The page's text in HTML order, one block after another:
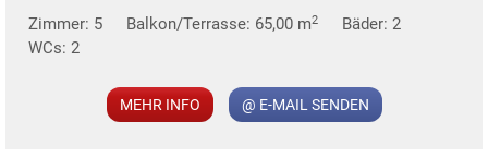
Zimmer: 5
Balkon/Terrasse: 65,00 m2
Bäder: 2
WCs: 2
MEHR INFO @ E-MAIL SENDEN